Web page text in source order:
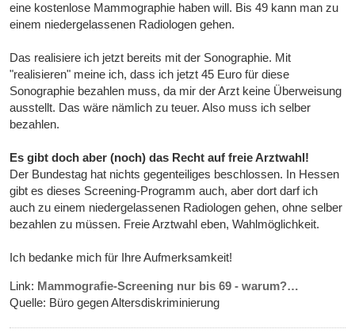
eine kostenlose Mammographie haben will. Bis 49 kann man zu
einem niedergelassenen Radiologen gehen.
Das realisiere ich jetzt bereits mit der Sonographie. Mit
"realisieren" meine ich, dass ich jetzt 45 Euro für diese
Sonographie bezahlen muss, da mir der Arzt keine Überweisung
ausstellt. Das wäre nämlich zu teuer. Also muss ich selber
bezahlen.
Es gibt doch aber (noch) das Recht auf freie Arztwahl!
Der Bundestag hat nichts gegenteiliges beschlossen. In Hessen
gibt es dieses Screening-Programm auch, aber dort darf ich
auch zu einem niedergelassenen Radiologen gehen, ohne selber
bezahlen zu müssen. Freie Arztwahl eben, Wahlmöglichkeit.
Ich bedanke mich für Ihre Aufmerksamkeit!
Link: Mammografie-Screening nur bis 69 - warum?…
Quelle: Büro gegen Altersdiskriminierung